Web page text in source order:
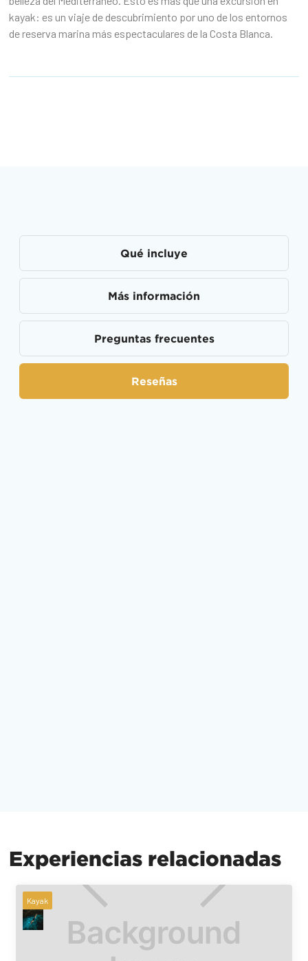
kayak: es un viaje de descubrimiento por uno de los entornos
de reserva marina más espectaculares de la Costa Blanca.
Qué incluye
Más información
Preguntas frecuentes
Reseñas
Experiencias relacionadas
Kayak